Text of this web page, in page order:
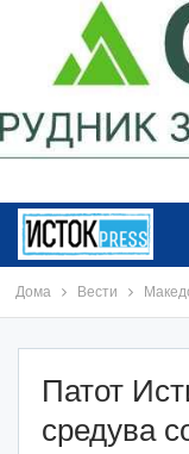
Дома Вести
Патот
средува